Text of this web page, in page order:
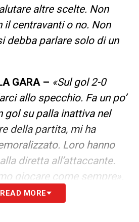
altre scelte. Non
il centravanti o no. Non
debba parlare solo di un
GARA – «Sul gol 2-0
allo specchio. Fa un po’
gol su palla inattiva nel
della partita, mi ha
Loro hanno
diretta all’attaccante.
giocare come sempre».
– «Giocano in
READ MORE